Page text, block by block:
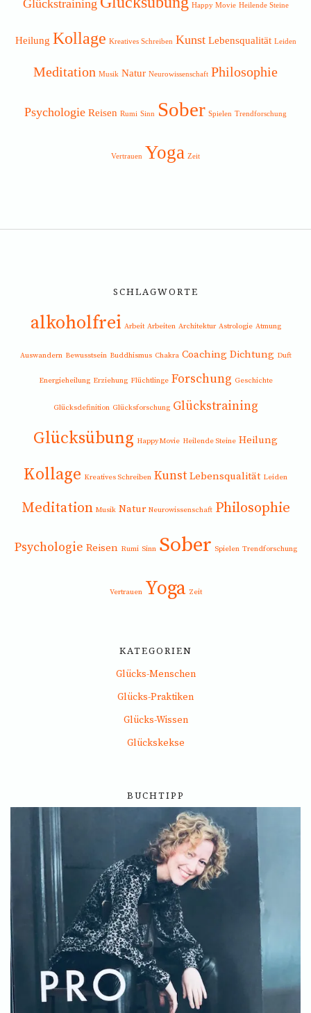
Glückstraining Happy Movie Heilende Steine
Heilung Kollage Kreatives Schreiben Kunst Lebensqualität Leiden
Meditation Musik Natur Neurowissenschaft Philosophie
Psychologie Reisen Rumi Sinn Sober Spielen Trendforschung
Vertrauen Yoga Zeit
SCHLAGWORTE
alkoholfrei Arbeit Arbeiten Architektur Astrologie Atmung
Auswandern Bewusstsein Buddhismus Chakra Coaching Dichtung Duft
Energieheilung Erziehung Flüchtlinge Forschung Geschichte
Glücksdefinition Glücksforschung Glückstraining
Glücksübung Happy Movie Heilende Steine Heilung
Kollage Kreatives Schreiben Kunst Lebensqualität Leiden
Meditation Musik Natur Neurowissenschaft Philosophie
Psychologie Reisen Rumi Sinn Sober Spielen Trendforschung
Vertrauen Yoga Zeit
KATEGORIEN
Glücks-Menschen
Glücks-Praktiken
Glücks-Wissen
Glückskekse
BUCHTIPP